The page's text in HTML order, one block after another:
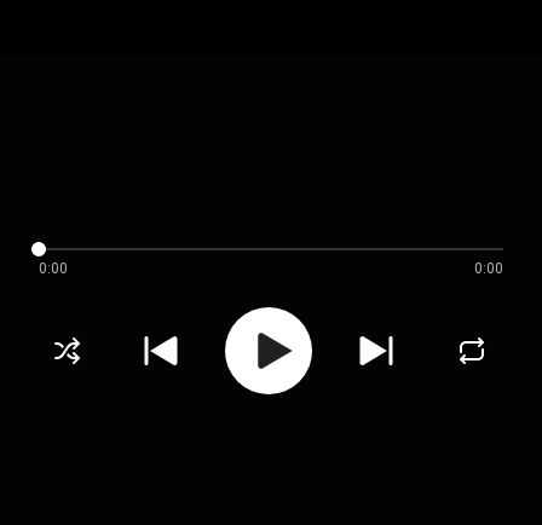
0:00 0:00